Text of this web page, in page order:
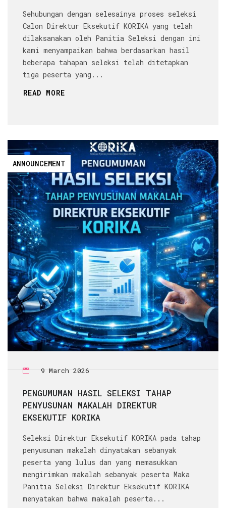
Sehubungan dengan selesainya proses seleksi
Calon Direktur Eksekutif KORIKA yang telah
dilaksanakan oleh Panitia Seleksi dengan ini
kami menyampaikan bahwa berdasarkan hasil
beberapa tahapan seleksi telah ditetapkan
tiga peserta yang...
READ MORE
ANNOUNCEMENT
9 March 2026
PENGUMUMAN HASIL SELEKSI TAHAP
PENYUSUNAN MAKALAH DIREKTUR
EKSEKUTIF KORIKA
Seleksi Direktur Eksekutif KORIKA pada tahap
penyusunan makalah dinyatakan sebanyak
peserta yang lulus dan yang memasukkan
mengirimkan makalah sebanyak peserta Maka
Panitia Seleksi Direktur Eksekutif KORIKA
menyatakan bahwa makalah peserta...